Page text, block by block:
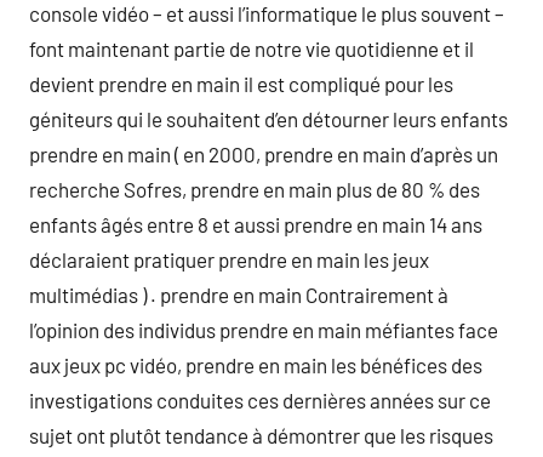
console vidéo – et aussi l’informatique le plus souvent –
font maintenant partie de notre vie quotidienne et il
devient prendre en main il est compliqué pour les
géniteurs qui le souhaitent d’en détourner leurs enfants
prendre en main ( en 2000, prendre en main d’après un
recherche Sofres, prendre en main plus de 80 % des
enfants âgés entre 8 et aussi prendre en main 14 ans
déclaraient pratiquer prendre en main les jeux
multimédias ) . prendre en main Contrairement à
l’opinion des individus prendre en main méfiantes face
aux jeux pc vidéo, prendre en main les bénéfices des
investigations conduites ces dernières années sur ce
sujet ont plutôt tendance à démontrer que les risques